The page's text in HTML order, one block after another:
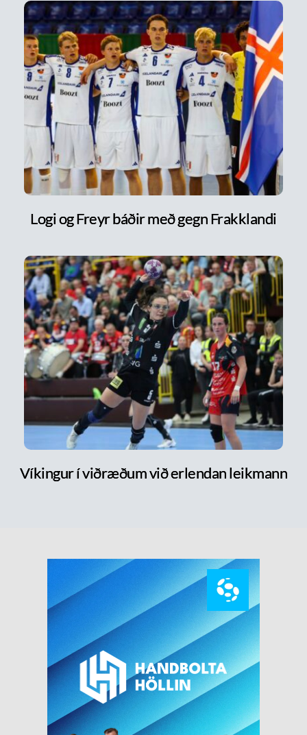
Logi og Freyr báðir með gegn Frakklandi
Víkingur í viðræðum við erlendan leikmann